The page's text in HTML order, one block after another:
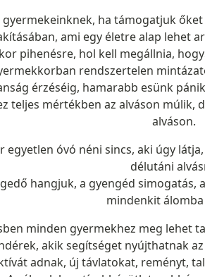
ha támogatjuk
ami egy életre alap lehet
pihenésre, hol kell megállnia,
rendszertelen
érzéséig, hamarabb esünk
teljes mértékben az alváson múlik,
alváson.
egyetlen óvó néni sincs, aki úgy
délutáni
hangjuk, a gyengéd
mindenkit
minden gyermekhez meg lehet
akik segítséget nyújthatnak
adnak, új távlatokat, reményt,